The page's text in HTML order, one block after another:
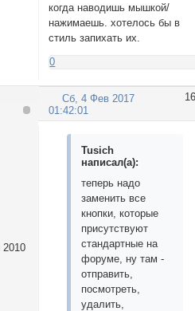
когда наводишь мышкой/
нажимаешь. хотелось бы в
стиль запихать их.
0
16
Сб, 4 Фев 2017
01:42:01
Tusich
написал(а):
теперь надо
заменить все
кнопки, которые
присутствуют
стандартные на
форуме, ну там -
отправить,
посмотреть,
удалить,